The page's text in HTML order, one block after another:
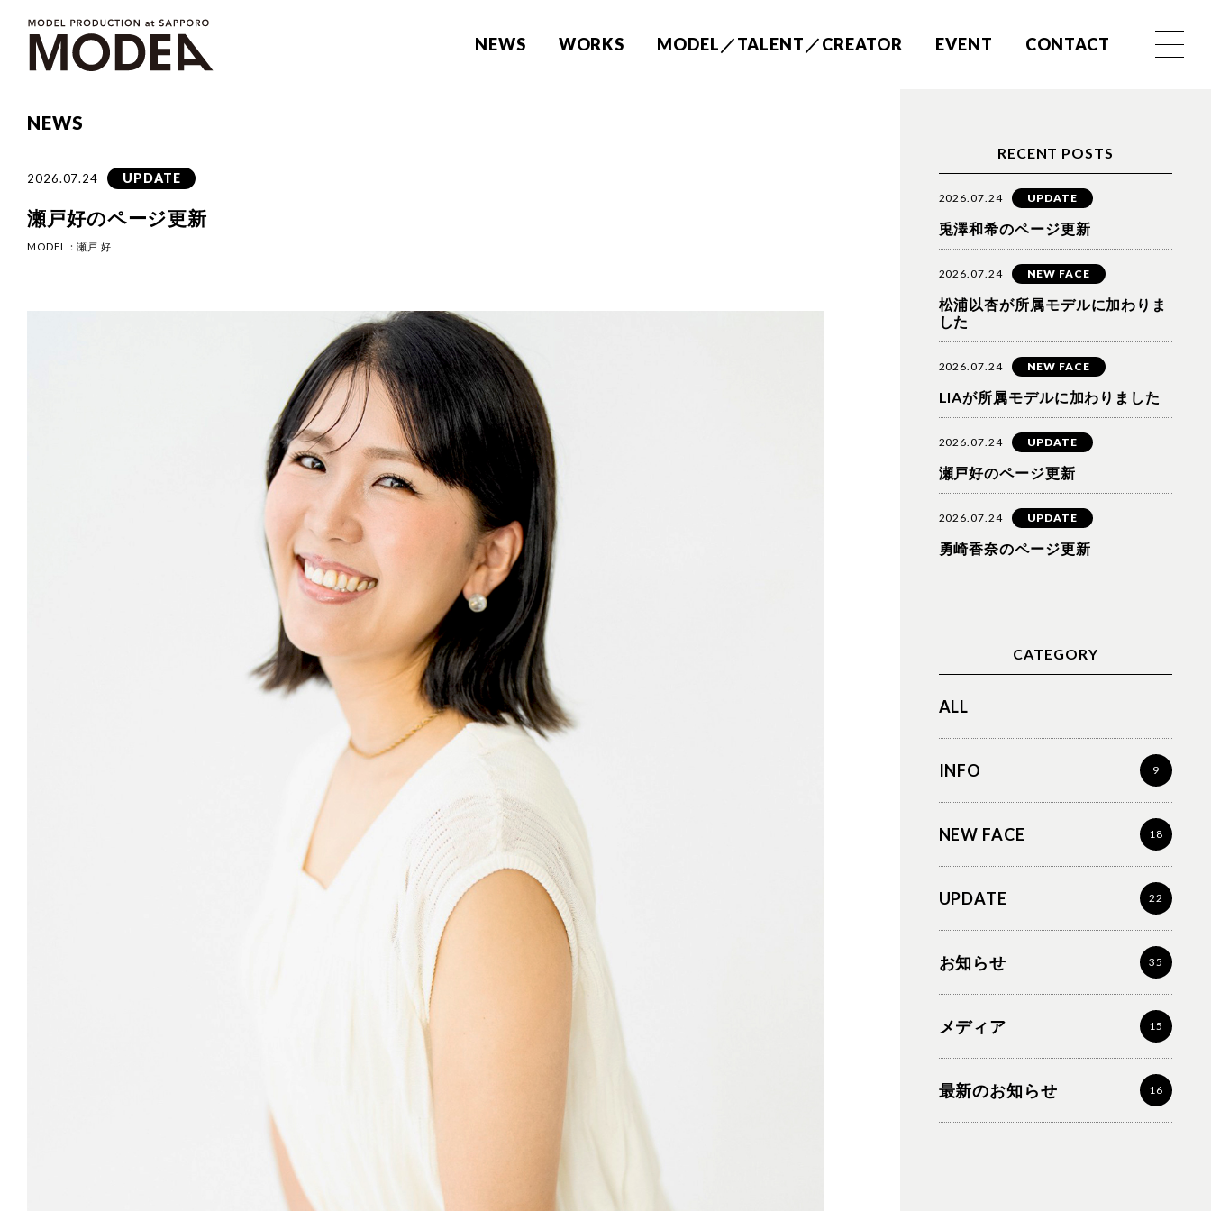
NEWS WORKS MODEL／TALENT／CREATOR EVENT CONTACT
NEWS
2026.07.24 UPDATE
瀬戸好のページ更新
MODEL：瀬戸 好
RECENT POSTS
2026.07.24 UPDATE
兎澤和希のページ更新
2026.07.24 NEW FACE
松浦以杏が所属モデルに加わりま
した
2026.07.24 NEW FACE
LIAが所属モデルに加わりました
2026.07.24 UPDATE
瀬戸好のページ更新
2026.07.24 UPDATE
勇崎香奈のページ更新
CATEGORY
ALL
INFO 9
NEW FACE 18
UPDATE 22
お知らせ 35
メディア 15
最新のお知らせ 16